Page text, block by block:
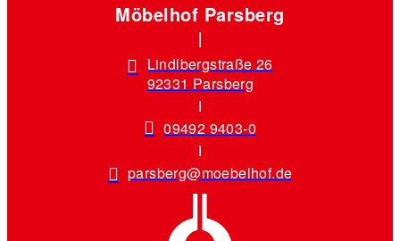
Möbelhof Parsberg
Lindlbergstraße 26
92331 Parsberg
09492 9403-0
parsberg@moebelhof.de